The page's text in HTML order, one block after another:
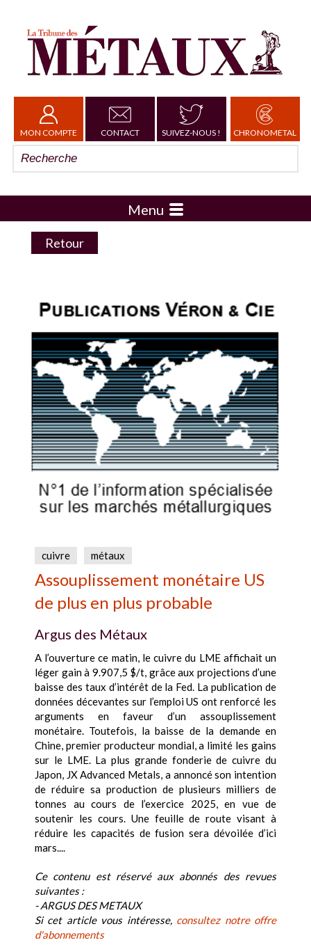
MON COMPTE CONTACT SUIVEZ-NOUS ! CHRONOMETAL
Menu
Retour
cuivre métaux
Assouplissement monétaire US
de plus en plus probable
Argus des Métaux
A l’ouverture ce matin, le cuivre du LME affichait un
léger gain à 9.907,5 $/t, grâce aux projections d’une
baisse des taux d’intérêt de la Fed. La publication de
données décevantes sur l’emploi US ont renforcé les
arguments en faveur d’un assouplissement
monétaire. Toutefois, la baisse de la demande en
Chine, premier producteur mondial, a limité les gains
sur le LME. La plus grande fonderie de cuivre du
Japon, JX Advanced Metals, a annoncé son intention
de réduire sa production de plusieurs milliers de
tonnes au cours de l’exercice 2025, en vue de
soutenir les cours. Une feuille de route visant à
réduire les capacités de fusion sera dévoilée d’ici
mars....
Ce contenu est réservé aux abonnés des revues
suivantes :
- ARGUS DES METAUX
Si cet article vous intéresse, consultez notre offre
d'abonnements